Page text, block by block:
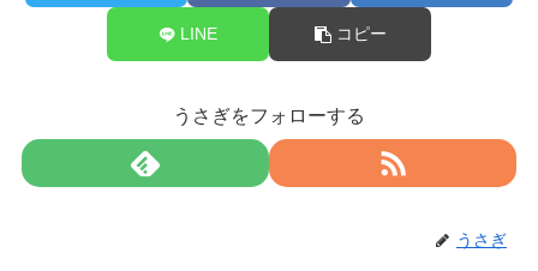
LINE コピー
うさぎをフォローする
うさぎ